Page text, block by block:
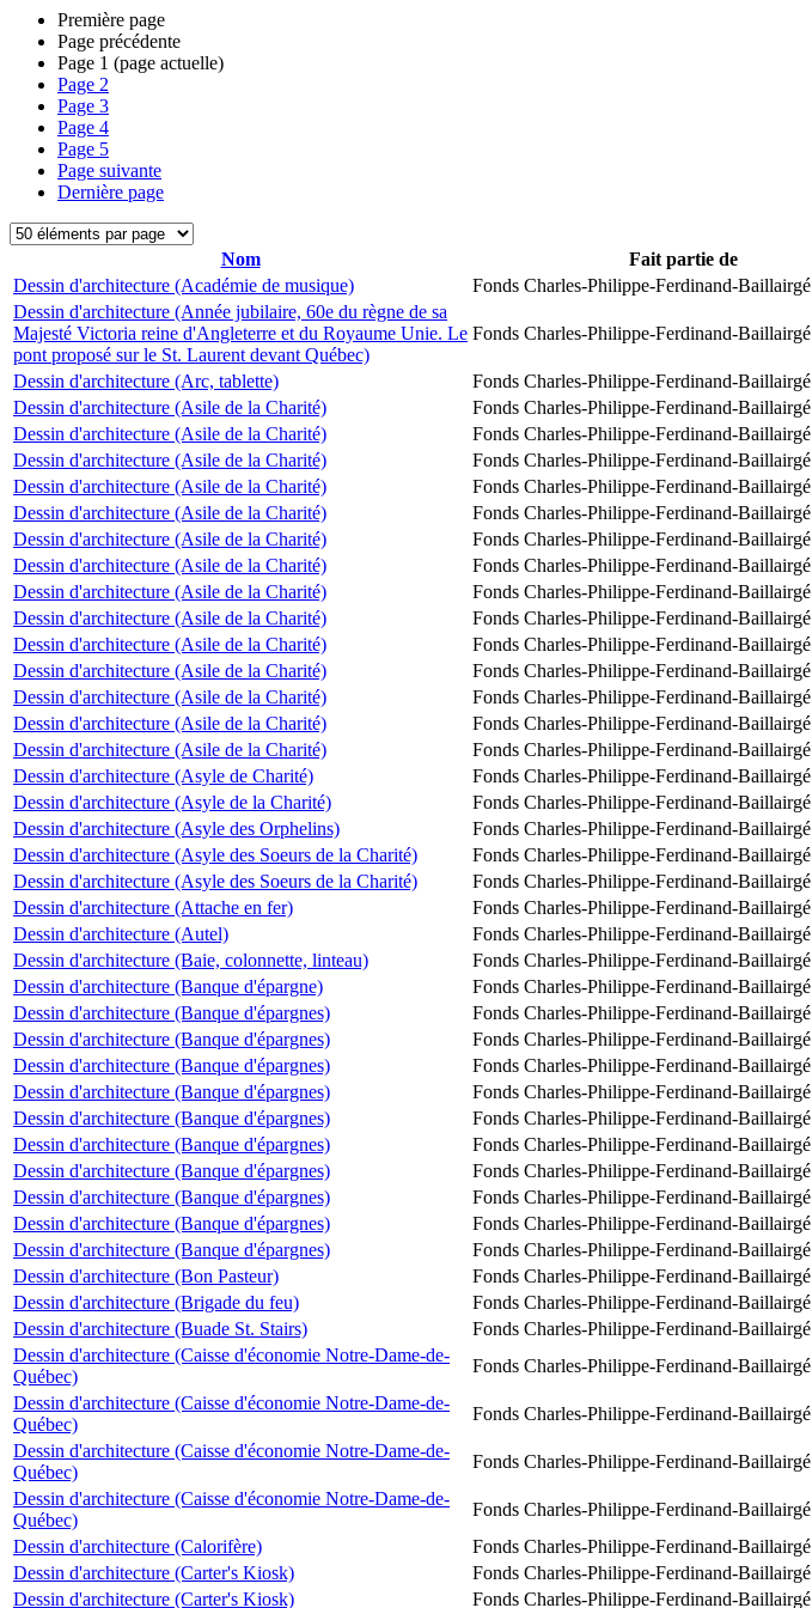
Première page
Page précédente
Page 1 (page actuelle)
Page 2
Page 3
Page 4
Page 5
Page suivante
Dernière page
Nom Fait partie de
Dessin d'architecture (Académie de musique)
Fonds Charles-Philippe-Ferdinand-Baillairgé
Dessin d'architecture (Année jubilaire, 60e du règne de sa
Majesté Victoria reine d'Angleterre et du Royaume Unie. Le
pont proposé sur le St. Laurent devant Québec)
Fonds Charles-Philippe-Ferdinand-Baillairgé
Dessin d'architecture (Arc, tablette) Fonds Charles-Philippe-Ferdinand-Baillairgé
Dessin d'architecture (Asile de la Charité)
Fonds Charles-Philippe-Ferdinand-Baillairgé
Dessin d'architecture (Asile de la Charité)
Fonds Charles-Philippe-Ferdinand-Baillairgé
Dessin d'architecture (Asile de la Charité)
Fonds Charles-Philippe-Ferdinand-Baillairgé
Dessin d'architecture (Asile de la Charité)
Fonds Charles-Philippe-Ferdinand-Baillairgé
Dessin d'architecture (Asile de la Charité)
Fonds Charles-Philippe-Ferdinand-Baillairgé
Dessin d'architecture (Asile de la Charité)
Fonds Charles-Philippe-Ferdinand-Baillairgé
Dessin d'architecture (Asile de la Charité)
Fonds Charles-Philippe-Ferdinand-Baillairgé
Dessin d'architecture (Asile de la Charité)
Fonds Charles-Philippe-Ferdinand-Baillairgé
Dessin d'architecture (Asile de la Charité)
Fonds Charles-Philippe-Ferdinand-Baillairgé
Dessin d'architecture (Asile de la Charité)
Fonds Charles-Philippe-Ferdinand-Baillairgé
Dessin d'architecture (Asile de la Charité)
Fonds Charles-Philippe-Ferdinand-Baillairgé
Dessin d'architecture (Asile de la Charité)
Fonds Charles-Philippe-Ferdinand-Baillairgé
Dessin d'architecture (Asile de la Charité)
Fonds Charles-Philippe-Ferdinand-Baillairgé
Dessin d'architecture (Asile de la Charité)
Fonds Charles-Philippe-Ferdinand-Baillairgé
Dessin d'architecture (Asyle de Charité)
Fonds Charles-Philippe-Ferdinand-Baillairgé
Dessin d'architecture (Asyle de la Charité)
Fonds Charles-Philippe-Ferdinand-Baillairgé
Dessin d'architecture (Asyle des Orphelins)
Fonds Charles-Philippe-Ferdinand-Baillairgé
Dessin d'architecture (Asyle des Soeurs de la Charité)
Fonds Charles-Philippe-Ferdinand-Baillairgé
Dessin d'architecture (Asyle des Soeurs de la Charité)
Fonds Charles-Philippe-Ferdinand-Baillairgé
Dessin d'architecture (Attache en fer)
Fonds Charles-Philippe-Ferdinand-Baillairgé
Dessin d'architecture (Autel)
Fonds Charles-Philippe-Ferdinand-Baillairgé
Dessin d'architecture (Baie, colonnette, linteau)
Fonds Charles-Philippe-Ferdinand-Baillairgé
Dessin d'architecture (Banque d'épargne)
Fonds Charles-Philippe-Ferdinand-Baillairgé
Dessin d'architecture (Banque d'épargnes)
Fonds Charles-Philippe-Ferdinand-Baillairgé
Dessin d'architecture (Banque d'épargnes)
Fonds Charles-Philippe-Ferdinand-Baillairgé
Dessin d'architecture (Banque d'épargnes)
Fonds Charles-Philippe-Ferdinand-Baillairgé
Dessin d'architecture (Banque d'épargnes)
Fonds Charles-Philippe-Ferdinand-Baillairgé
Dessin d'architecture (Banque d'épargnes)
Fonds Charles-Philippe-Ferdinand-Baillairgé
Dessin d'architecture (Banque d'épargnes)
Fonds Charles-Philippe-Ferdinand-Baillairgé
Dessin d'architecture (Banque d'épargnes)
Fonds Charles-Philippe-Ferdinand-Baillairgé
Dessin d'architecture (Banque d'épargnes)
Fonds Charles-Philippe-Ferdinand-Baillairgé
Dessin d'architecture (Banque d'épargnes)
Fonds Charles-Philippe-Ferdinand-Baillairgé
Dessin d'architecture (Banque d'épargnes)
Fonds Charles-Philippe-Ferdinand-Baillairgé
Dessin d'architecture (Bon Pasteur)
Fonds Charles-Philippe-Ferdinand-Baillairgé
Dessin d'architecture (Brigade du feu)
Fonds Charles-Philippe-Ferdinand-Baillairgé
Dessin d'architecture (Buade St. Stairs)
Fonds Charles-Philippe-Ferdinand-Baillairgé
Dessin d'architecture (Caisse d'économie Notre-Dame-de-
Québec)
Fonds Charles-Philippe-Ferdinand-Baillairgé
Dessin d'architecture (Caisse d'économie Notre-Dame-de-
Québec)
Fonds Charles-Philippe-Ferdinand-Baillairgé
Dessin d'architecture (Caisse d'économie Notre-Dame-de-
Québec)
Fonds Charles-Philippe-Ferdinand-Baillairgé
Dessin d'architecture (Caisse d'économie Notre-Dame-de-
Québec)
Fonds Charles-Philippe-Ferdinand-Baillairgé
Dessin d'architecture (Calorifère)
Fonds Charles-Philippe-Ferdinand-Baillairgé
Dessin d'architecture (Carter's Kiosk)
Fonds Charles-Philippe-Ferdinand-Baillairgé
Dessin d'architecture (Carter's Kiosk)
Fonds Charles-Philippe-Ferdinand-Baillairgé